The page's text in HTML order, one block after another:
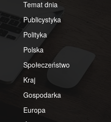
Temat dnia
Publicystyka
Polityka
Polska
Społeczeństwo
Kraj
Gospodarka
Europa